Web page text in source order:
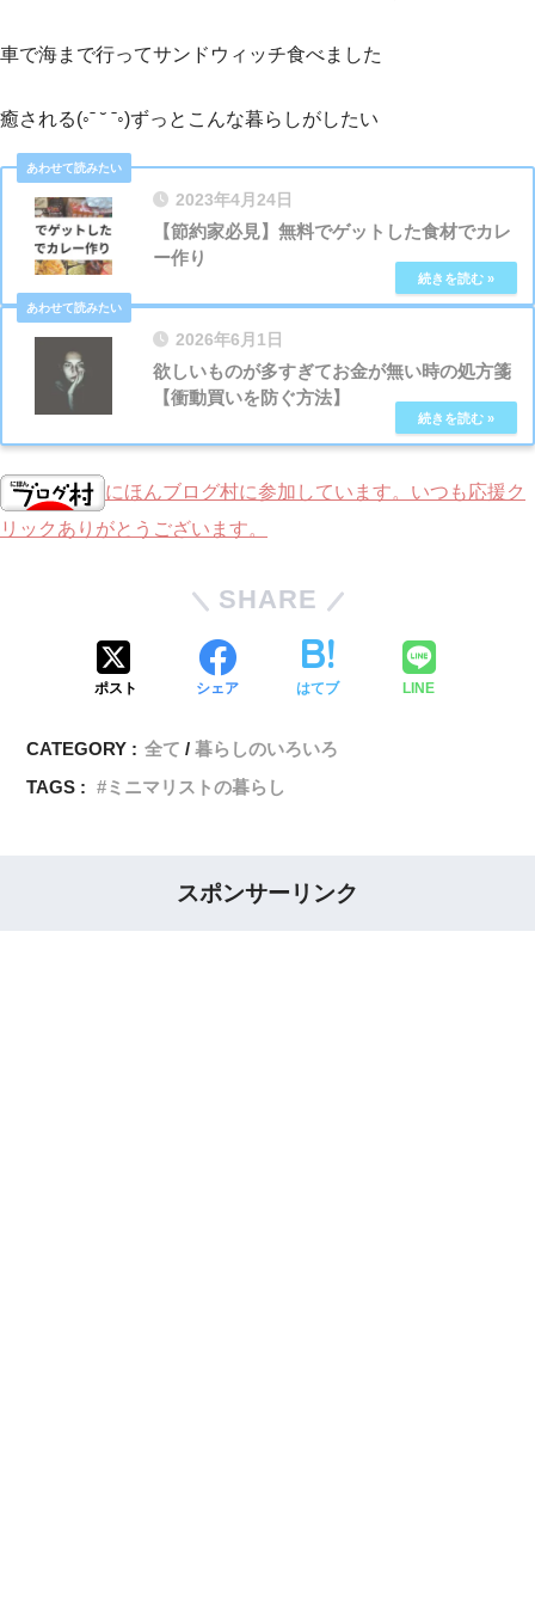
車で海まで行ってサンドウィッチ食べました
癒される(◦ˉ ˘ ˉ◦)ずっとこんな暮らしがしたい
2023年4月24日
【節約家必見】無料でゲットした食材でカレ
ー作り
2026年6月1日
欲しいものが多すぎてお金が無い時の処方箋
【衝動買いを防ぐ方法】
にほんブログ村に参加しています。いつも応援ク
リックありがとうございます。
SHARE
ポスト シェア はてブ LINE
CATEGORY : 全て
暮らしのいろいろ
TAGS :
ミニマリストの暮らし
スポンサーリンク